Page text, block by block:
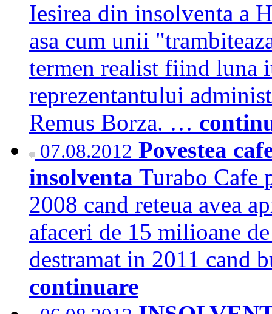
Iesirea din insolventa a
asa cum unii
termen realist fiind luna
reprezentantului
Remus Borza. …
07.08.2012 Povestea
insolventa Turabo Cafe
2008 cand reteua avea
afaceri de 15 milioane
destramat in 2011 cand
continuare